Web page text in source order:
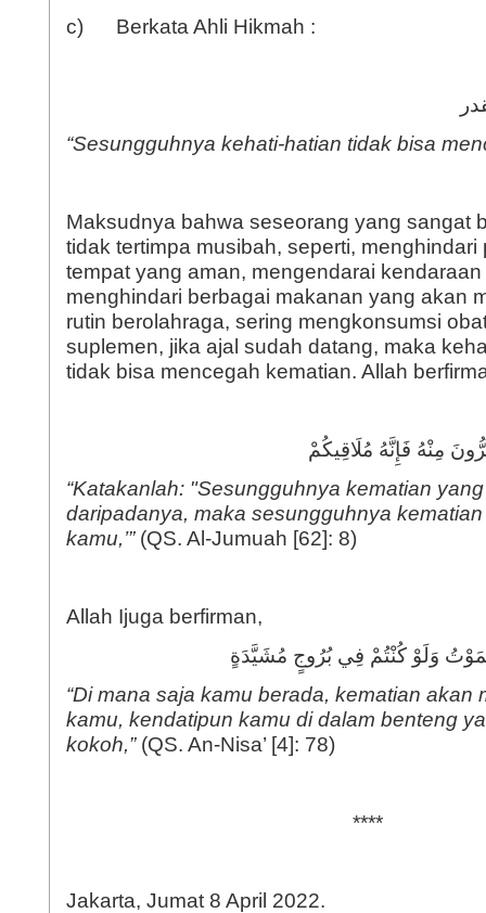
c) Berkata Ahli Hikmah :
“Sesungguhnya kehati-hatian tidak bisa
Maksudnya bahwa seseorang yang sangat
tidak tertimpa musibah, seperti, menghindari
tempat yang aman, mengendarai
menghindari berbagai makanan yang akan
rutin berolahraga, sering mengkonsumsi
suplemen, jika ajal sudah datang, maka
tidak bisa mencegah kematian. Allah
“Katakanlah: "Sesungguhnya kematian
daripadanya, maka sesungguhnya
kamu,’”(QS. Al-Jumuah [62]: 8)
Allah Ijuga berfirman,
“Di mana saja kamu berada, kematian akan
kamu, kendatipun kamu di dalam benteng
kokoh,”(QS. An-Nisa’ [4]: 78)
****
Jakarta, Jumat 8 April 2022.